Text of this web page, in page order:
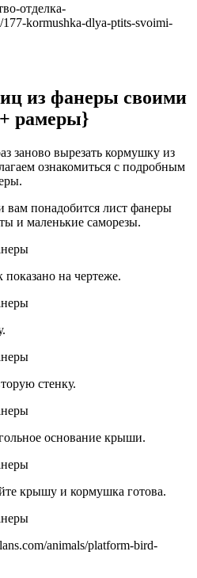
отделка-
kormushka-dlya-ptits-svoimi-
из фанеры своими
рамеры}
заново вырезать кормушку из
ознакомиться с подробным
вам понадобится лист фанеры
и маленькие саморезы.
на чертеже.
стенку.
основание крыши.
крышу и кормушка готова.
animals/platform-bird-